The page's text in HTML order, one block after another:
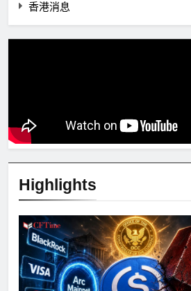
香港消息
Highlights